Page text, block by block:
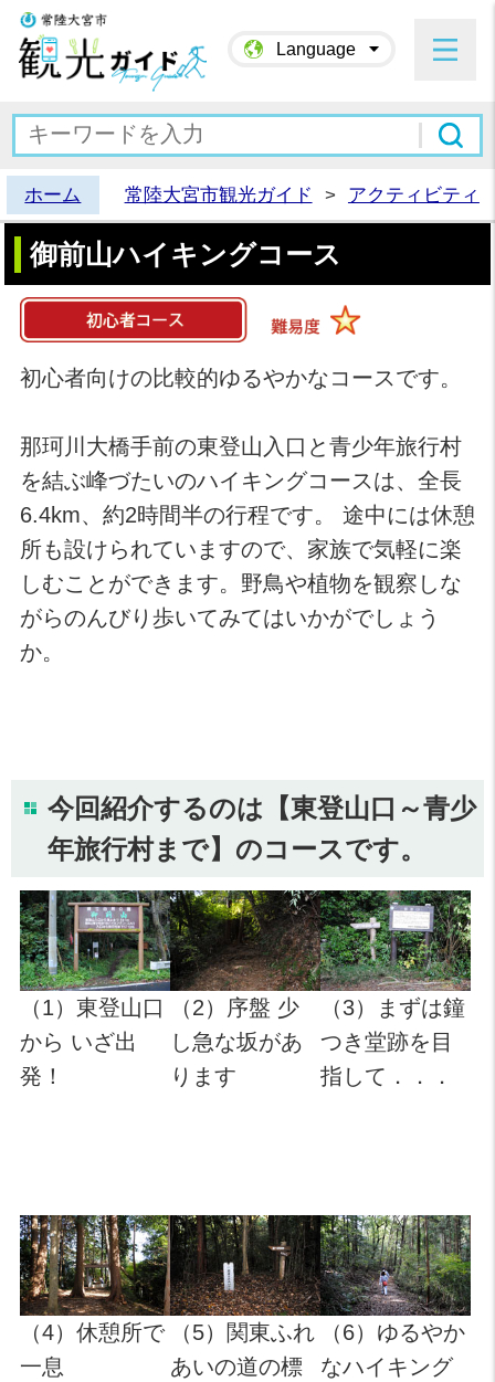
Language
ホーム 常陸大宮市観光ガイド > アクティビティ
御前山ハイキングコース
初心者向けの比較的ゆるやかなコースです。
那珂川大橋手前の東登山入口と青少年旅行村
を結ぶ峰づたいのハイキングコースは、全長
6.4km、約2時間半の行程です。 途中には休憩
所も設けられていますので、家族で気軽に楽
しむことができます。野鳥や植物を観察しな
がらのんびり歩いてみてはいかがでしょう
か。
今回紹介するのは【東登山口～青少
年旅行村まで】のコースです。
（1）東登山口
から いざ出
発！
（2）序盤 少
し急な坂があ
ります
（3）まずは鐘
つき堂跡を目
指して．．．
（4）休憩所で
一息
（5）関東ふれ
あいの道の標
（6）ゆるやか
なハイキング